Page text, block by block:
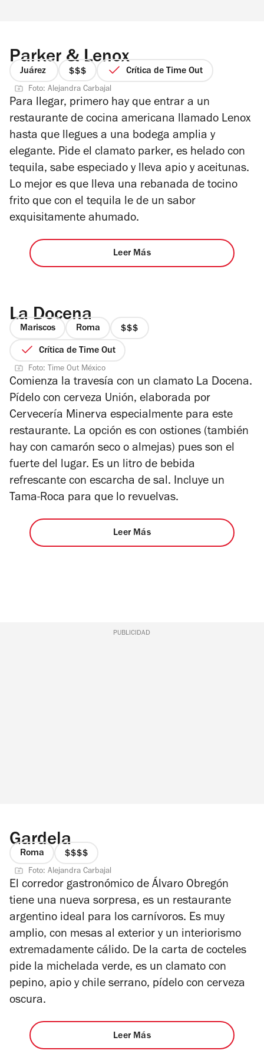
Parker & Lenox
Juárez
precio
3
de
4
Crítica de Time Out
Foto: Alejandra Carbajal
Para llegar, primero hay que entrar a un
restaurante de cocina americana llamado Lenox
hasta que llegues a una bodega amplia y
elegante. Pide el clamato parker, es helado con
tequila, sabe especiado y lleva apio y aceitunas.
Lo mejor es que lleva una rebanada de tocino
frito que con el tequila le de un sabor
exquisitamente ahumado.
Leer Más
La Docena
Mariscos Roma
precio
Crítica de Time Out
Foto: Time Out México
Comienza la travesía con un clamato La Docena.
Pídelo con cerveza Unión, elaborada por
Cervecería Minerva especialmente para este
restaurante. La opción es con ostiones (también
hay con camarón seco o almejas) pues son el
fuerte del lugar. Es un litro de bebida
refrescante con escarcha de sal. Incluye un
Tama-Roca para que lo revuelvas.
Leer Más
PUBLICIDAD
Gardela
Roma
precio
4
de
4
Foto: Alejandra Carbajal
El corredor gastronómico de Álvaro Obregón
tiene una nueva sorpresa, es un restaurante
argentino ideal para los carnívoros. Es muy
amplio, con mesas al exterior y un interiorismo
extremadamente cálido. De la carta de cocteles
pide la michelada verde, es un clamato con
pepino, apio y chile serrano, pídelo con cerveza
oscura.
Leer Más